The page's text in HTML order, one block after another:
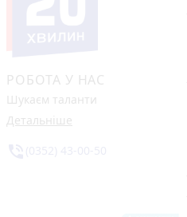
РОБОТА У НАС
Шукаєм таланти
Детальніше